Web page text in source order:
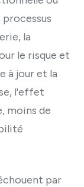
la
le risque et
à jour et la
l'effet
moins de
par